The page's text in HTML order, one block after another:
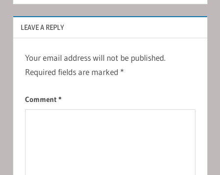
LEAVE A REPLY
Your email address will not be published.
Required fields are marked *
Comment *